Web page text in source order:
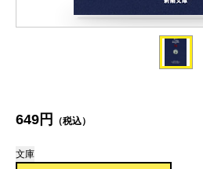
649円 （税込）
文庫